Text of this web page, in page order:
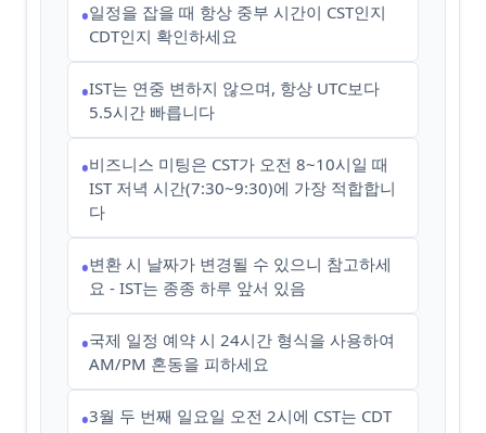
•일정을 잡을 때 항상 중부 시간이 CST인지
CDT인지 확인하세요
•IST는 연중 변하지 않으며, 항상 UTC보다
5.5시간 빠릅니다
•비즈니스 미팅은 CST가 오전 8~10시일 때
IST 저녁 시간(7:30~9:30)에 가장 적합합니
다
•변환 시 날짜가 변경될 수 있으니 참고하세
요 - IST는 종종 하루 앞서 있음
•국제 일정 예약 시 24시간 형식을 사용하여
AM/PM 혼동을 피하세요
•3월 두 번째 일요일 오전 2시에 CST는 CDT